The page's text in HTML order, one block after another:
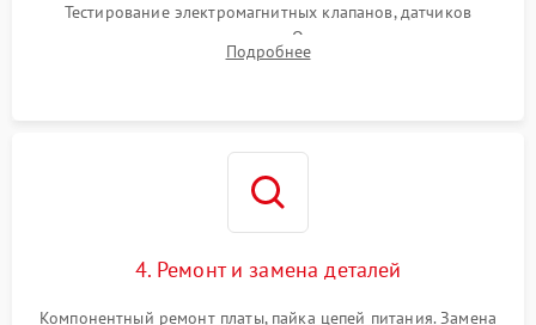
Тестирование электромагнитных клапанов, датчиков
температуры и расходомера. Оценка степени износа
жерновов кофемолки, уплотнительных колец гидросистемы
Подробнее
4. Ремонт и замена деталей
Компонентный ремонт платы, пайка цепей питания. Замена